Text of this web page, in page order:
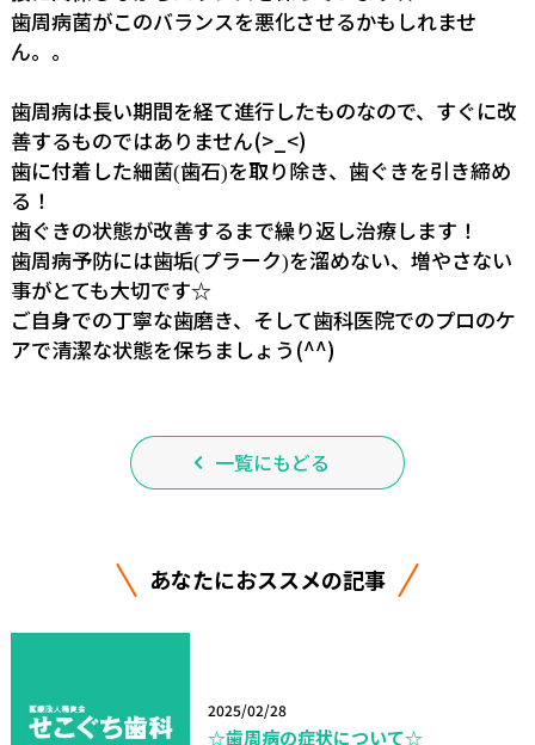
歯周病菌がこのバランスを悪化させるかもしれませ
ん。。
歯周病は長い期間を経て進行したものなので、すぐに改
善するものではありません(>_<)
歯に付着した細菌(歯石)を取り除き、歯ぐきを引き締め
る！
歯ぐきの状態が改善するまで繰り返し治療します！
歯周病予防には歯垢(プラーク)を溜めない、増やさない
事がとても大切です☆
ご自身での丁寧な歯磨き、そして歯科医院でのプロのケ
アで清潔な状態を保ちましょう(^^)
一覧にもどる
あなたにおススメの記事
2025/02/28
☆歯周病の症状について☆